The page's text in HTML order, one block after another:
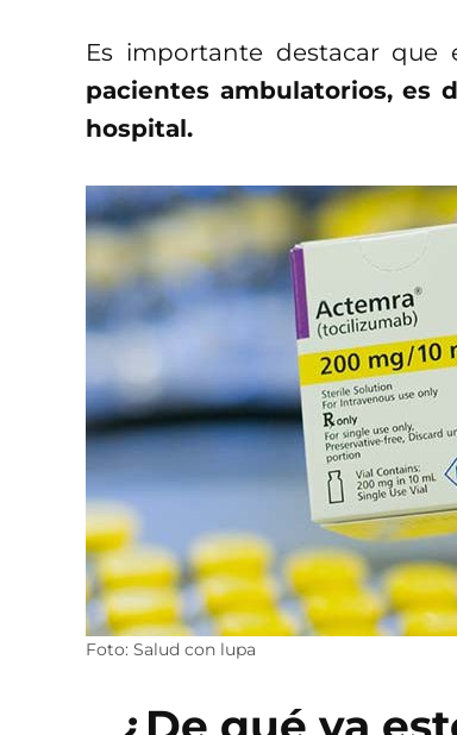
Es importante destacar que
pacientes ambulatorios, es
hospital.
Foto: Salud con lupa